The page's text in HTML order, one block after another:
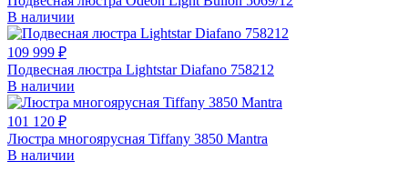
В наличии
109 999 ₽
Подвесная люстра Lightstar Diafano 758212
В наличии
101 120 ₽
Люстра многоярусная Tiffany 3850 Mantra
В наличии